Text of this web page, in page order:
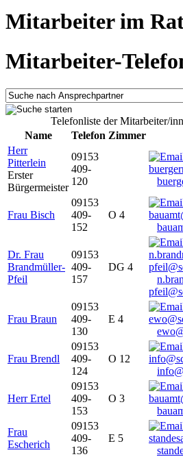
Mitarbeiter im
Mitarbeiter-
Telefonliste der Mitarbeiter/
Name
Telefon Zimmer
Herr
Pitterlein
Erster
Bürgermeister
09153
409-
120
Frau Bisch
09153
409-
152
O 4
Dr. Frau
Brandmüller-
Pfeil
09153
409-
157
DG 4
Frau Braun
09153
409-
130
E 4
Frau Brendl
09153
409-
124
O 12
Herr Ertel
09153
409-
153
O 3
Frau
Escherich
09153
409-
136
E 5